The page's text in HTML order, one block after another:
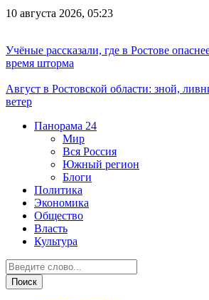
10 августа 2026, 05:23
Учёные рассказали, где в Ростове
время шторма
Август в Ростовской области: зной,
ветер
Панорама 24
Мир
Вся Россия
Южный регион
Блоги
Политика
Экономика
Общество
Власть
Культура